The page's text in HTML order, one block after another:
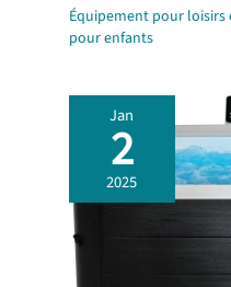
matériel
notice
extérieur
tu as
pleinement
jeu ou
Équipement pour loisirs
pour enfants
Jan
2
2025